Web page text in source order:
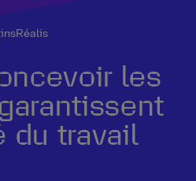
les
du travail